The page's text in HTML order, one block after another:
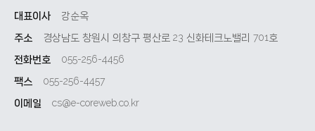
대표이사
강순옥
주소
경상남도 창원시 의창구 평산로 23 신화테크노밸리 701호
전화번호
055-256-4456
팩스
055-256-4457
이메일
cs@e-coreweb.co.kr